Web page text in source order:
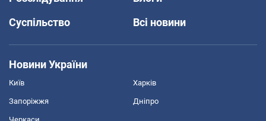
Суспільство
Всі новини
Новини України
Київ Харків
Запоріжжя Дніпро
Черкаси